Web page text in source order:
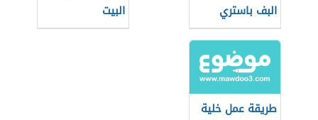
البف باستري
البيت
طريقة عمل خلية